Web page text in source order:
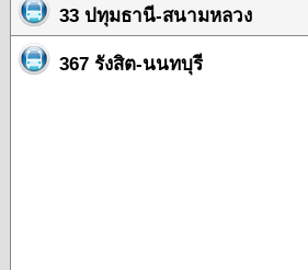
33 ปทุมธานี-สนามหลวง
367 รังสิต-นนทบุรี